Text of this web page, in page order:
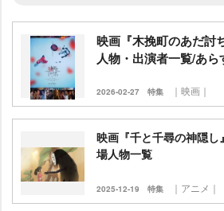
映画『木挽町のあだ討
人物・出演者一覧/あら
2026-02-27 特集 ｜映画｜
映画『千と千尋の神隠
場人物一覧
2025-12-19 特集 ｜アニメ｜